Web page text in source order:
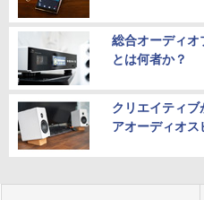
総合オーディオ
とは何者か？
クリエイティブ
アオーディオス